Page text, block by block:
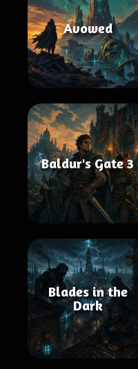
Avowed
Baldur's Gate 3
Blades in the
Dark